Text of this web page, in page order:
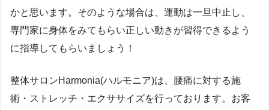
かと思います。そのような場合は、運動は一旦中止し、
専門家に身体をみてもらい正しい動きが習得できるよう
に指導してもらいましょう！
整体サロンHarmonia(ハルモニア)は、腰痛に対する施
術・ストレッチ・エクササイズを行っております。お客